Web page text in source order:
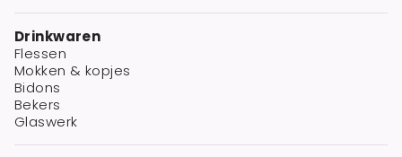
Drinkwaren
Flessen
Mokken & kopjes
Bidons
Bekers
Glaswerk